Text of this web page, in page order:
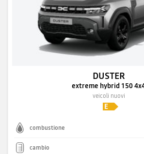
DUSTER
extreme hybrid 150
veicoli nuovi
combustione
cambio